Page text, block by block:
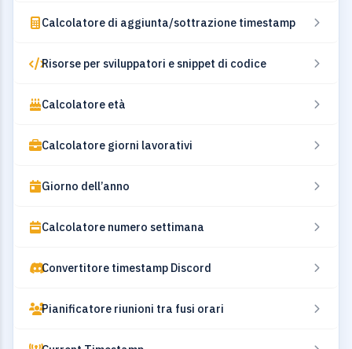
Calcolatore di aggiunta/sottrazione timestamp
Risorse per sviluppatori e snippet di codice
Calcolatore età
Calcolatore giorni lavorativi
Giorno dell’anno
Calcolatore numero settimana
Convertitore timestamp Discord
Pianificatore riunioni tra fusi orari